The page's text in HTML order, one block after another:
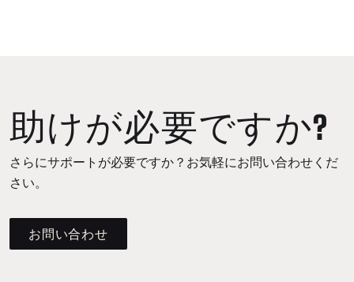
助けが必要ですか?
さらにサポートが必要ですか？お気軽にお問い合わせくだ
さい。
お問い合わせ